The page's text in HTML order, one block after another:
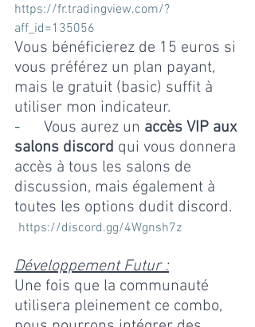
https://fr.tradingview.com/?
aff_id=135056
Vous bénéficierez de 15 euros si
vous préférez un plan payant,
mais le gratuit (basic) suffit à
utiliser mon indicateur.
- Vous aurez un accès VIP aux
salons discord qui vous donnera
accès à tous les salons de
discussion, mais également à
toutes les options dudit discord.
https://discord.gg/4Wgnsh7z
Développement Futur :
Une fois que la communauté
utilisera pleinement ce combo,